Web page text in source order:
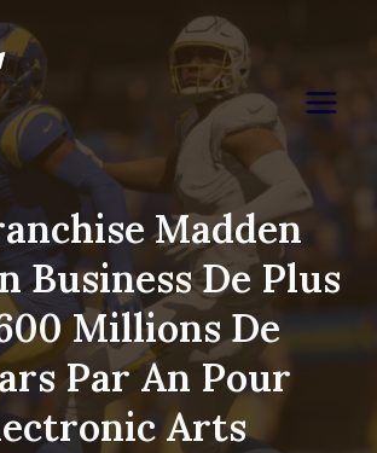
Madden
Business De Plus
Millions De
Par An Pour
Arts